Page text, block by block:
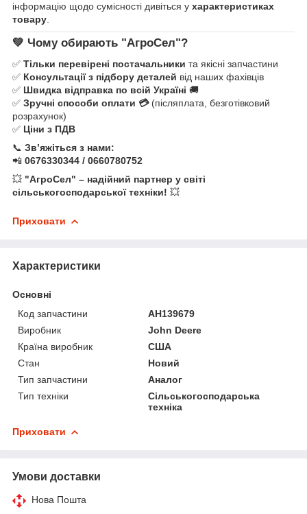
інформацію щодо сумісності дивіться у характеристиках
товару
💚 Чому обирають "АгроСел"?
✅ Тільки перевірені постачальники та якісні запчастини
✅ Консультації з підбору деталей від наших фахівців
✅ Швидка відправка по всій Україні 🚚
✅ Зручні способи оплати 💳(післяплата, безготівковий
розрахунок)
✅ Ціни з ПДВ
📞 Зв’яжіться з нами:
📲 0676330344 / 0660780752
💥 "АгроСел" – надійний партнер у світі
сільськогосподарської техніки! 💥
Приховати
Характеристики
Основні
Код запчастини
AH139679
Виробник
John Deere
Країна виробник
США
Стан
Новий
Тип запчастини
Аналог
Тип техніки
Сільськогосподарська
техніка
Приховати
Умови доставки
Нова Пошта